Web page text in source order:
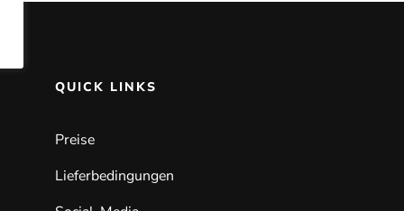
QUICK LINKS
Preise
Lieferbedingungen